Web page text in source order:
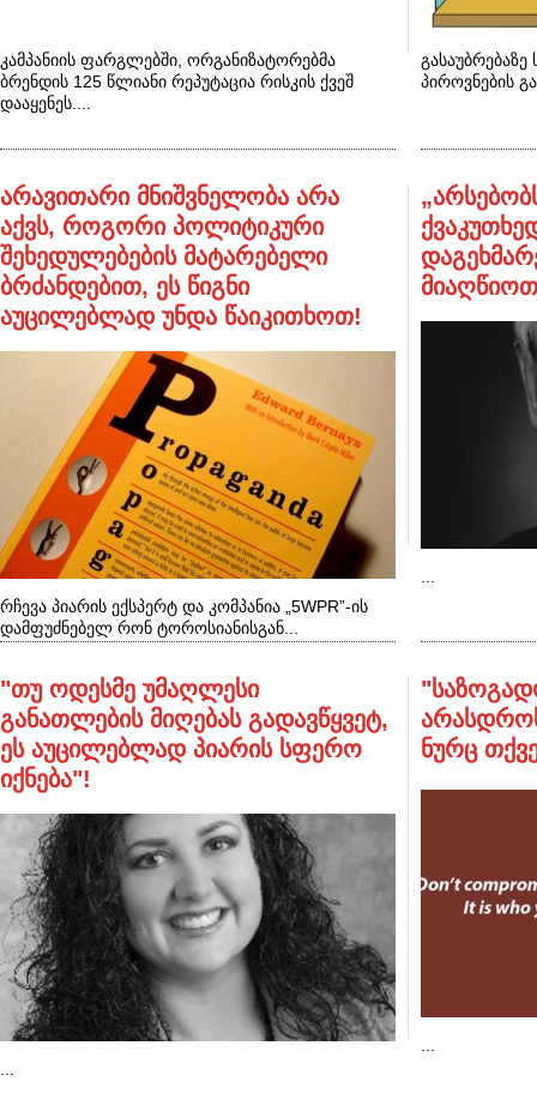
კამპანიის ფარგლებში, ორგანიზატორებმა
ბრენდის 125 წლიანი რეპუტაცია რისკის ქვეშ
დააყენეს....
გასაუბრებაზე
პიროვნების
არავითარი მნიშვნელობა არა
აქვს, როგორი პოლიტიკური
შეხედულებების მატარებელი
ბრძანდებით, ეს წიგნი
აუცილებლად უნდა წაიკითხოთ!
რჩევა პიარის ექსპერტ და კომპანია „5WPR”-ის
დამფუძნებელ რონ ტოროსიანისგან...
"თუ ოდესმე უმაღლესი
განათლების მიღებას გადავწყვეტ,
ეს აუცილებლად პიარის სფერო
იქნება"!
ნურც